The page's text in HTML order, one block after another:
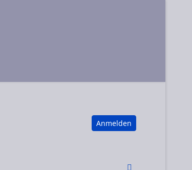
Anmelden